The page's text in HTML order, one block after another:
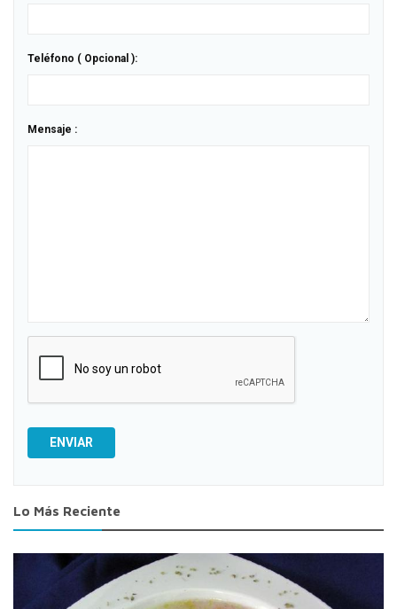
Teléfono ( Opcional ):
Mensaje :
ENVIAR
Lo Más Reciente